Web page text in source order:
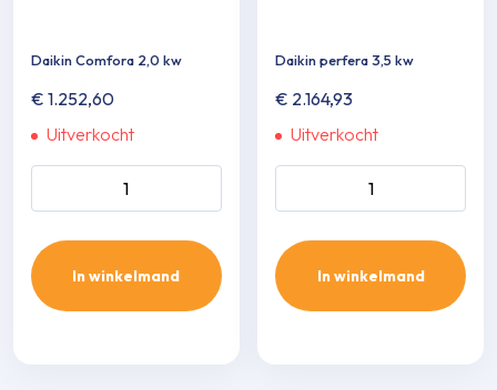
Daikin Comfora 2,0 kw
€ 1.252,60
Uitverkocht
In winkelmand
Daikin perfera 3,5 kw
€ 2.164,93
Uitverkocht
In winkelmand